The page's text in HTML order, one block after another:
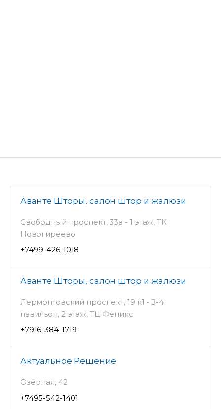
Аванте Шторы, салон штор и жалюзи
Свободный проспект, 33а - 1 этаж, ТК
Новогиреево
+7499-426-1018
Аванте Шторы, салон штор и жалюзи
Лермонтовский проспект, 19 к1 - З-4
павильон, 2 этаж, ТЦ Феникс
+7916-384-1719
Актуальное Решение
Озёрная, 42
+7495-542-1401